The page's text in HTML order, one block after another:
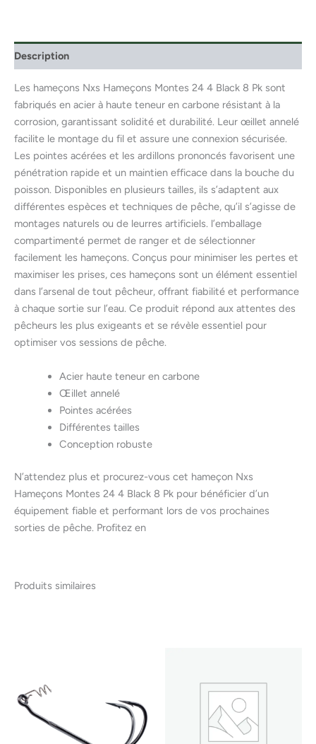
Description
Les hameçons Nxs Hameçons Montes 24 4 Black 8 Pk sont
fabriqués en acier à haute teneur en carbone résistant à la
corrosion, garantissant solidité et durabilité. Leur œillet annelé
facilite le montage du fil et assure une connexion sécurisée.
Les pointes acérées et les ardillons prononcés favorisent une
pénétration rapide et un maintien efficace dans la bouche du
poisson. Disponibles en plusieurs tailles, ils s’adaptent aux
différentes espèces et techniques de pêche, qu’il s’agisse de
montages naturels ou de leurres artificiels. l’emballage
compartimenté permet de ranger et de sélectionner
facilement les hameçons. Conçus pour minimiser les pertes et
maximiser les prises, ces hameçons sont un élément essentiel
dans l’arsenal de tout pêcheur, offrant fiabilité et performance
à chaque sortie sur l’eau. Ce produit répond aux attentes des
pêcheurs les plus exigeants et se révèle essentiel pour
optimiser vos sessions de pêche.
Acier haute teneur en carbone
Œillet annelé
Pointes acérées
Différentes tailles
Conception robuste
N’attendez plus et procurez-vous cet hameçon Nxs
Hameçons Montes 24 4 Black 8 Pk pour bénéficier d’un
équipement fiable et performant lors de vos prochaines
sorties de pêche. Profitez en
Produits similaires